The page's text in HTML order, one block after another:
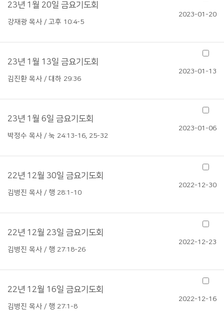
23년 1월 20일 금요기도회
강재광 목사 / 고후 10:4-5
2023-01-20
23년 1월 13일 금요기도회
김진환 목사 / 대하 29:36
2023-01-13
23년 1월 6일 금요기도회
박정수 목사 / 눅 24:13-16, 25-32
2023-01-06
22년 12월 30일 금요기도회
김병진 목사 / 행 28:1-10
2022-12-30
22년 12월 23일 금요기도회
김병진 목사 / 행 27:18-26
2022-12-23
22년 12월 16일 금요기도회
김병진 목사 / 행 27:1-8
2022-12-16